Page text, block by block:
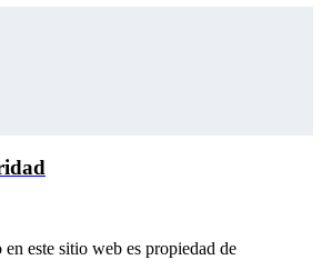
este sitio web es propiedad de